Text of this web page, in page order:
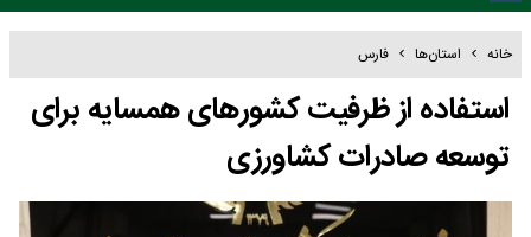
خانه استان‌ها فارس
استفاده از ظرفیت کشورهای همسایه برای
توسعه صادرات کشاورزی